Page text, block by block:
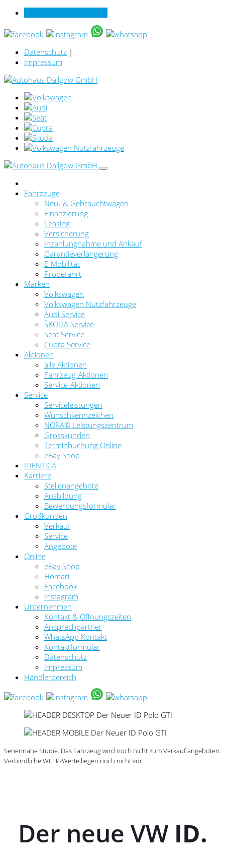
Datenschutz |
Impressum
Fahrzeuge
Neu- & Gebrauchtwagen
Finanzierung
Leasing
Versicherung
Inzahlungnahme und Ankauf
Garantieverlängerung
E-Mobilität
Probefahrt
Marken
Volkswagen
Volkswagen Nutzfahrzeuge
Audi Service
ŠKODA Service
Seat Service
Cupra Service
Aktionen
alle Aktionen
Fahrzeug-Aktionen
Service-Aktionen
Service
Serviceleistungen
Wunschkennzeichen
NORA® Leistungszentrum
Grosskunden
Terminbuchung Online
eBay Shop
IDENTICA
Karriere
Stellenangebote
Ausbildung
Bewerbungsformular
Großkunden
Verkauf
Service
Angebote
Online
eBay Shop
Homari
Facebook
Instagram
Unternehmen
Kontakt & Öffnungszeiten
Ansprechpartner
WhatsApp Kontakt
Kontaktformular
Datenschutz
Impressum
Händlerbereich
Seriennahe Studie. Das Fahrzeug wird noch nicht zum Verkauf angeboten.
VerbindlicheWLTP-Werte liegen noch nicht vor.
Der neue VW ID.